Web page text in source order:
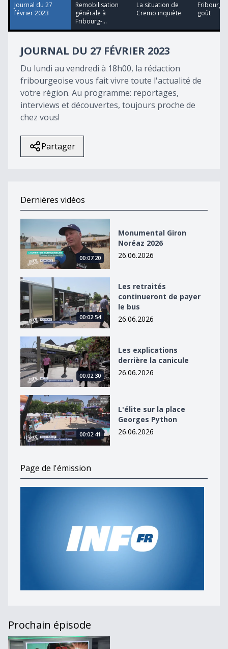
34
seconds
Journal du 27
février 2023
Remobilisation
générale à
Fribourg-...
La situation de
Cremo inquiète
Fribourg,
goût
JOURNAL DU 27 FÉVRIER 2023
Du lundi au vendredi à 18h00, la rédaction
fribourgeoise vous fait vivre toute l'actualité de
votre région. Au programme: reportages,
interviews et découvertes, toujours proche de
chez vous!
Partager
Dernières vidéos
Monumental Giron Noréaz 2026
00:07:20
Monumental Giron
Noréaz 2026
26.06.2026
Les retraités continueront de payer le bus
00:02:54
Les retraités
continueront de payer
le bus
26.06.2026
Les explications derrière la canicule
00:02:30
Les explications
derrière la canicule
26.06.2026
L&#039;élite sur la place Georges Python
00:02:41
L'élite sur la place
Georges Python
26.06.2026
Page de l'émission
Prochain épisode
Journal du 1er mars 2023